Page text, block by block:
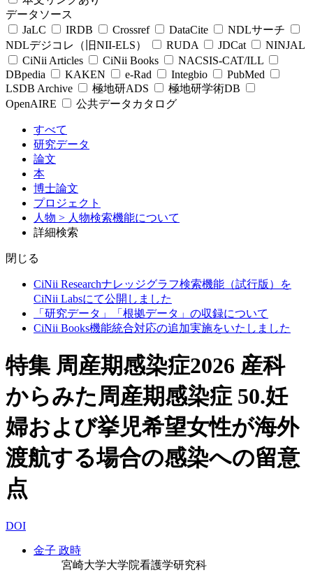
データソース
JaLC
IRDB Crossref DataCite
NDLサーチ
NDLデジコレ（旧NII-ELS）
RUDA JDCat
NINJAL
CiNii Articles
CiNii Books
NACSIS-CAT/ILL
DBpedia
KAKEN e-Rad Integbio
PubMed
LSDB Archive
極地研ADS
極地研学術DB
OpenAIRE
公共データカタログ
すべて
研究データ
論文
本
博士論文
プロジェクト
人物 > 人物検索機能について
詳細検索
閉じる
CiNii Researchナレッジグラフ検索機能（試行版）を
CiNii Labsにて公開しました
「研究データ」「根拠データ」の収録について
CiNii Books機能統合対応の追加実施をいたしました
特集 周産期感染症2026 産科
からみた周産期感染症 50.妊
婦および挙児希望女性が海外
渡航する場合の感染への留意
点
DOI
金子 政時
宮崎大学大学院看護学研究科